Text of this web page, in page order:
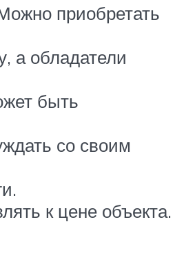
приобретать
а обладатели
быть
со своим
к цене объекта.